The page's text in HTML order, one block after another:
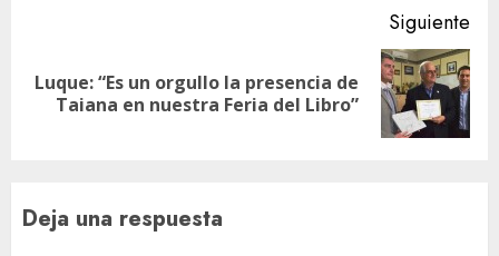
Siguiente
Siguiente
entrada:
Luque: “Es un orgullo la presencia de
Taiana en nuestra Feria del Libro”
Deja una respuesta